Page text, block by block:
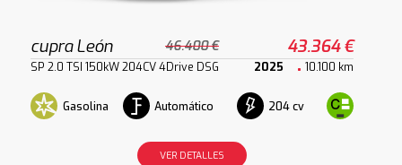
cupra León 46.400 € 43.364 €
SP 2.0 TSI 150kW 204CV 4Drive DSG 2025 10.100 km
Gasolina Automático 204 cv
VER DETALLES